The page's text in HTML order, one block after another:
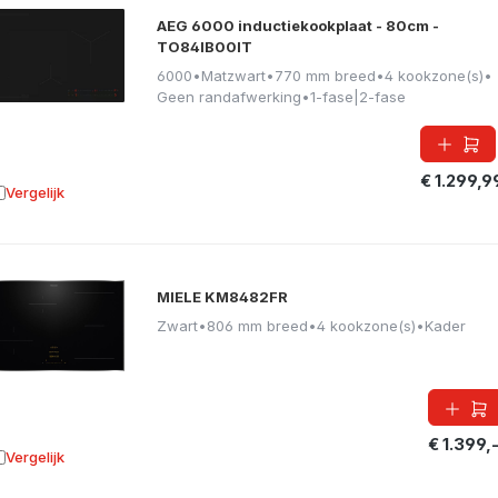
AEG 6000 inductiekookplaat - 80cm -
TO84IB00IT
6000•Matzwart•770 mm breed•4 kookzone(s)•
Geen randafwerking•1-fase|2-fase
€
Vergelijk aan vergelijking
MIELE KM8482FR
Zwart•806 mm breed•4 kookzone(s)•Kader
€ 1.399,-
Vergelijk aan vergelijking